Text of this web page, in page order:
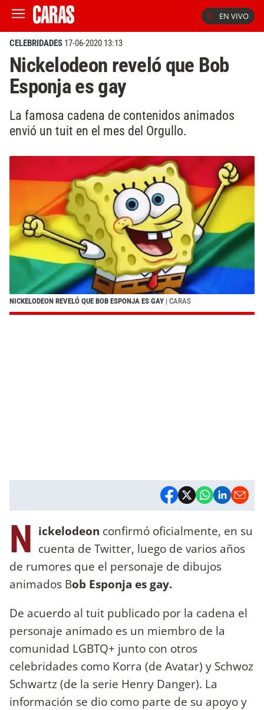
EN VIVO
CELEBRIDADES 17-06-2020 13:13
Nickelodeon reveló que Bob
Esponja es gay
La famosa cadena de contenidos animados
envió un tuit en el mes del Orgullo.
NICKELODEON REVELÓ QUE BOB ESPONJA ES GAY | CARAS
N ickelodeon confirmó oficialmente, en su
cuenta de Twitter, luego de varios años
de rumores que el personaje de dibujos
animados Bob Esponja es gay.
De acuerdo al tuit publicado por la cadena el
personaje animado es un miembro de la
comunidad LGBTQ+ junto con otros
celebridades como Korra (de Avatar) y Schwoz
Schwartz (de la serie Henry Danger). La
información se dio como parte de su apoyo y